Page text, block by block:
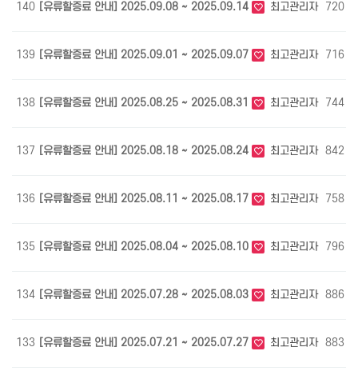
140 [유류할증료 안내] 2025.09.08 ~ 2025.09.14 최고관리자 720
139 [유류할증료 안내] 2025.09.01 ~ 2025.09.07 최고관리자 716
138 [유류할증료 안내] 2025.08.25 ~ 2025.08.31 최고관리자 744
137 [유류할증료 안내] 2025.08.18 ~ 2025.08.24 최고관리자 842
136 [유류할증료 안내] 2025.08.11 ~ 2025.08.17 최고관리자 758
135 [유류할증료 안내] 2025.08.04 ~ 2025.08.10 최고관리자 796
134 [유류할증료 안내] 2025.07.28 ~ 2025.08.03 최고관리자 886
133 [유류할증료 안내] 2025.07.21 ~ 2025.07.27 최고관리자 883